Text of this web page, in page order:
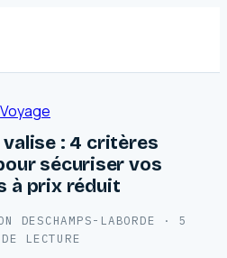
Voyage
: 4 critères
sécuriser vos
à prix réduit
DESCHAMPS-LABORDE ·
5
LECTURE